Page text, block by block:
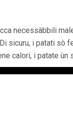
necessàbbili
sicuru, i patati sò
calori, i patate ùn